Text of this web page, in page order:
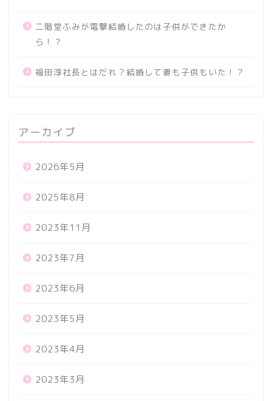
二階堂ふみが電撃結婚したのは子供ができたか
ら！？
福田淳社長とはだれ？結婚して妻も子供もいた！？
アーカイブ
2026年5月
2025年8月
2023年11月
2023年7月
2023年6月
2023年5月
2023年4月
2023年3月